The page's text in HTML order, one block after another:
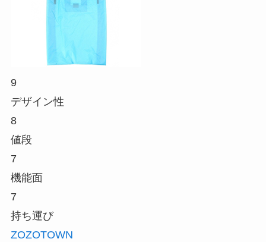
9
デザイン性
8
値段
7
機能面
7
持ち運び
ZOZOTOWN